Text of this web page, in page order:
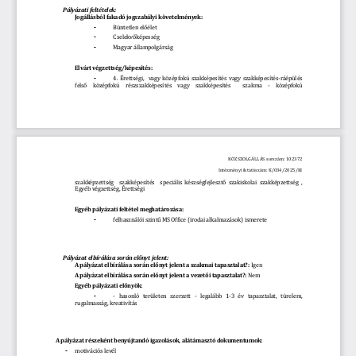
Pályázati feltételek:
Jogállásból fakadó jogszabályi követelmények:
-
Büntetlen előélet
-
Cselekvőképesség
-
Magyar állampolgárság
Elvárt végzettség/képesítés:
-
4.  Érettségi,    vagy  középfokú  szakképesítés  vagy  szakképesítés-ráépülés
felső
    középfokú    részszakképesítés    vagy    szakképesítés        szakma    -    középfokú
KÖZSZOLGÁLLÁS sorszám: 102372
Intézményi iktatószám: K/034/2025/KI
szakképzettség    szakképesítés    speciális készségfejlesztő
  szakiskolai  szakképzettség  ,
Egyéb végzettség, Érettségi
Egyéb pályázati feltétel meghatározása:
-
felhasználói szintű MS Office (irodai alkalmazások) ismerete
Pályázat elbírálása során előnyt jelent:
A pályázat elbírálása során előnyt jelent a szakmai tapasztalat?: Igen
A pályázat elbírálása során előnyt jelent a vezetői tapasztalat?: Nem
Egyéb pályázati előnyök:
-
-   hasonló   területen   szerzett   -   legalább   1-3   év   tapasztalat,   türelem,
rugalmasság, kreativítás
A pályázat részeként benyújtandó igazolások, alátámasztó dokumentumok:
-
motivációs levél